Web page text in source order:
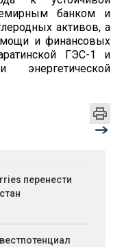
банком и
активов, а
и финансовых
ГЭС-1 и
перенести